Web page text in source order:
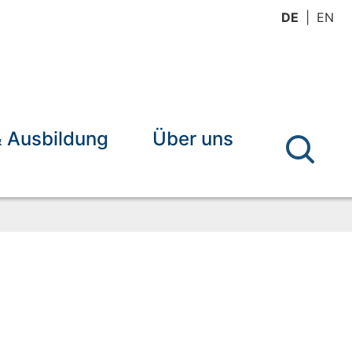
DE EN
Ausbildung Über uns